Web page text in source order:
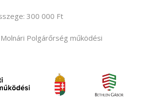
300 000 Ft
Polgárőrség működési